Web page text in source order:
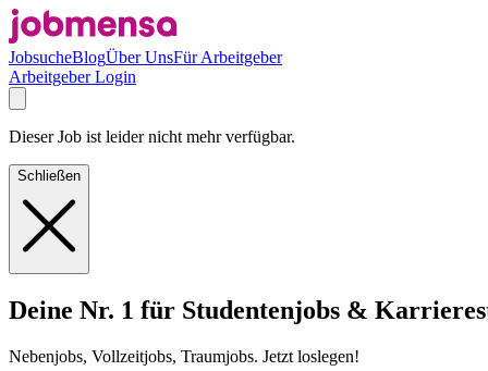
JobsucheBlogÜber UnsFür Arbeitgeber
Arbeitgeber Login
Dieser Job ist leider nicht mehr verfügbar.
Schließen
Deine Nr. 1 für Studentenjobs &
Nebenjobs, Vollzeitjobs, Traumjobs. Jetzt loslegen!